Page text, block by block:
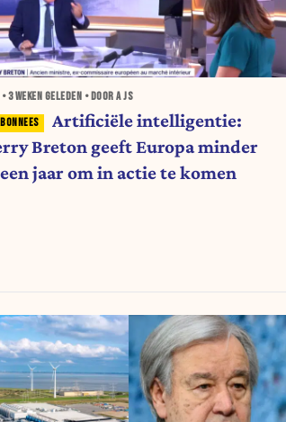
•3 WEKEN GELEDEN • DOOR A JS
Artificiële intelligentie:
Breton geeft Europa minder
jaar om in actie te komen